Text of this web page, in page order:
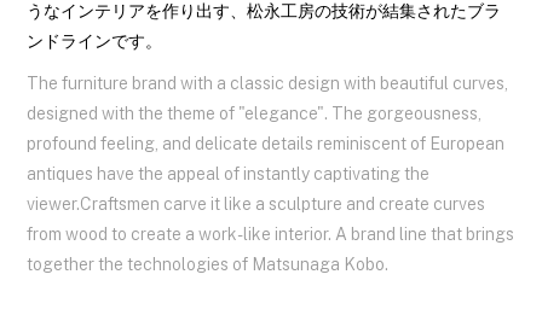
うなインテリアを作り出す、松永工房の技術が結集されたブラ
ンドラインです。
The furniture brand with a classic design with beautiful curves,
designed with the theme of "elegance". The gorgeousness,
profound feeling, and delicate details reminiscent of European
antiques have the appeal of instantly captivating the
viewer.Craftsmen carve it like a sculpture and create curves
from wood to create a work-like interior. A brand line that brings
together the technologies of Matsunaga Kobo.